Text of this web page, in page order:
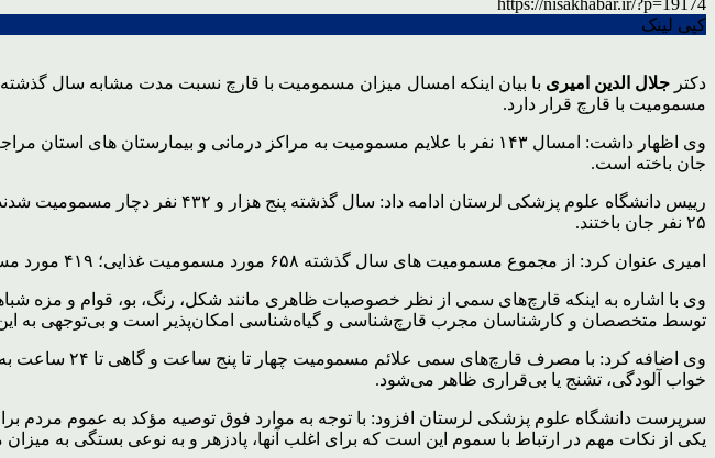
کپی لینک
دکتر جلال الدین امیری
مسمومیت با قارچ قرار دارد.
جان باخته است.
۲۵ نفر جان باختند.
امیری عنوان کرد: از مجموع مسمومیت های سال گذشته ۶۵۸ مورد مسمومیت غذایی؛ ۴۱۹ مورد مسومیت گاز منوکسید کربن و ۲ هزار و ۸۳۲ مورد نیز مسومیت دارویی ثبت شده است.
وی با اشاره به اینکه قارچ‌های سمی از نظر خصوصیات ظاهری مانند شکل، رنگ، بو، قوام و مزه
توسط متخصصان و کارشناسان مجرب قارچ‌شناسی و گیاه‌شناسی امکان‌پذیر است و بی‌توجهی به این
خواب آلودگی، تشنج یا بی‌قراری ظاهر می‌شود.
سرپرست دانشگاه علوم پزشکی لرستان افزود: با توجه به موارد فوق توصیه مؤکد به عموم
یکی از نکات مهم در ارتباط با سموم این است که برای اغلب آنها، پادزهر و به نوعی بستگی به